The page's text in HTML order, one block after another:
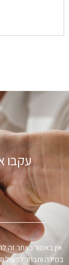
עקבו
אין באמור באתר זה
ותבחר לפעול